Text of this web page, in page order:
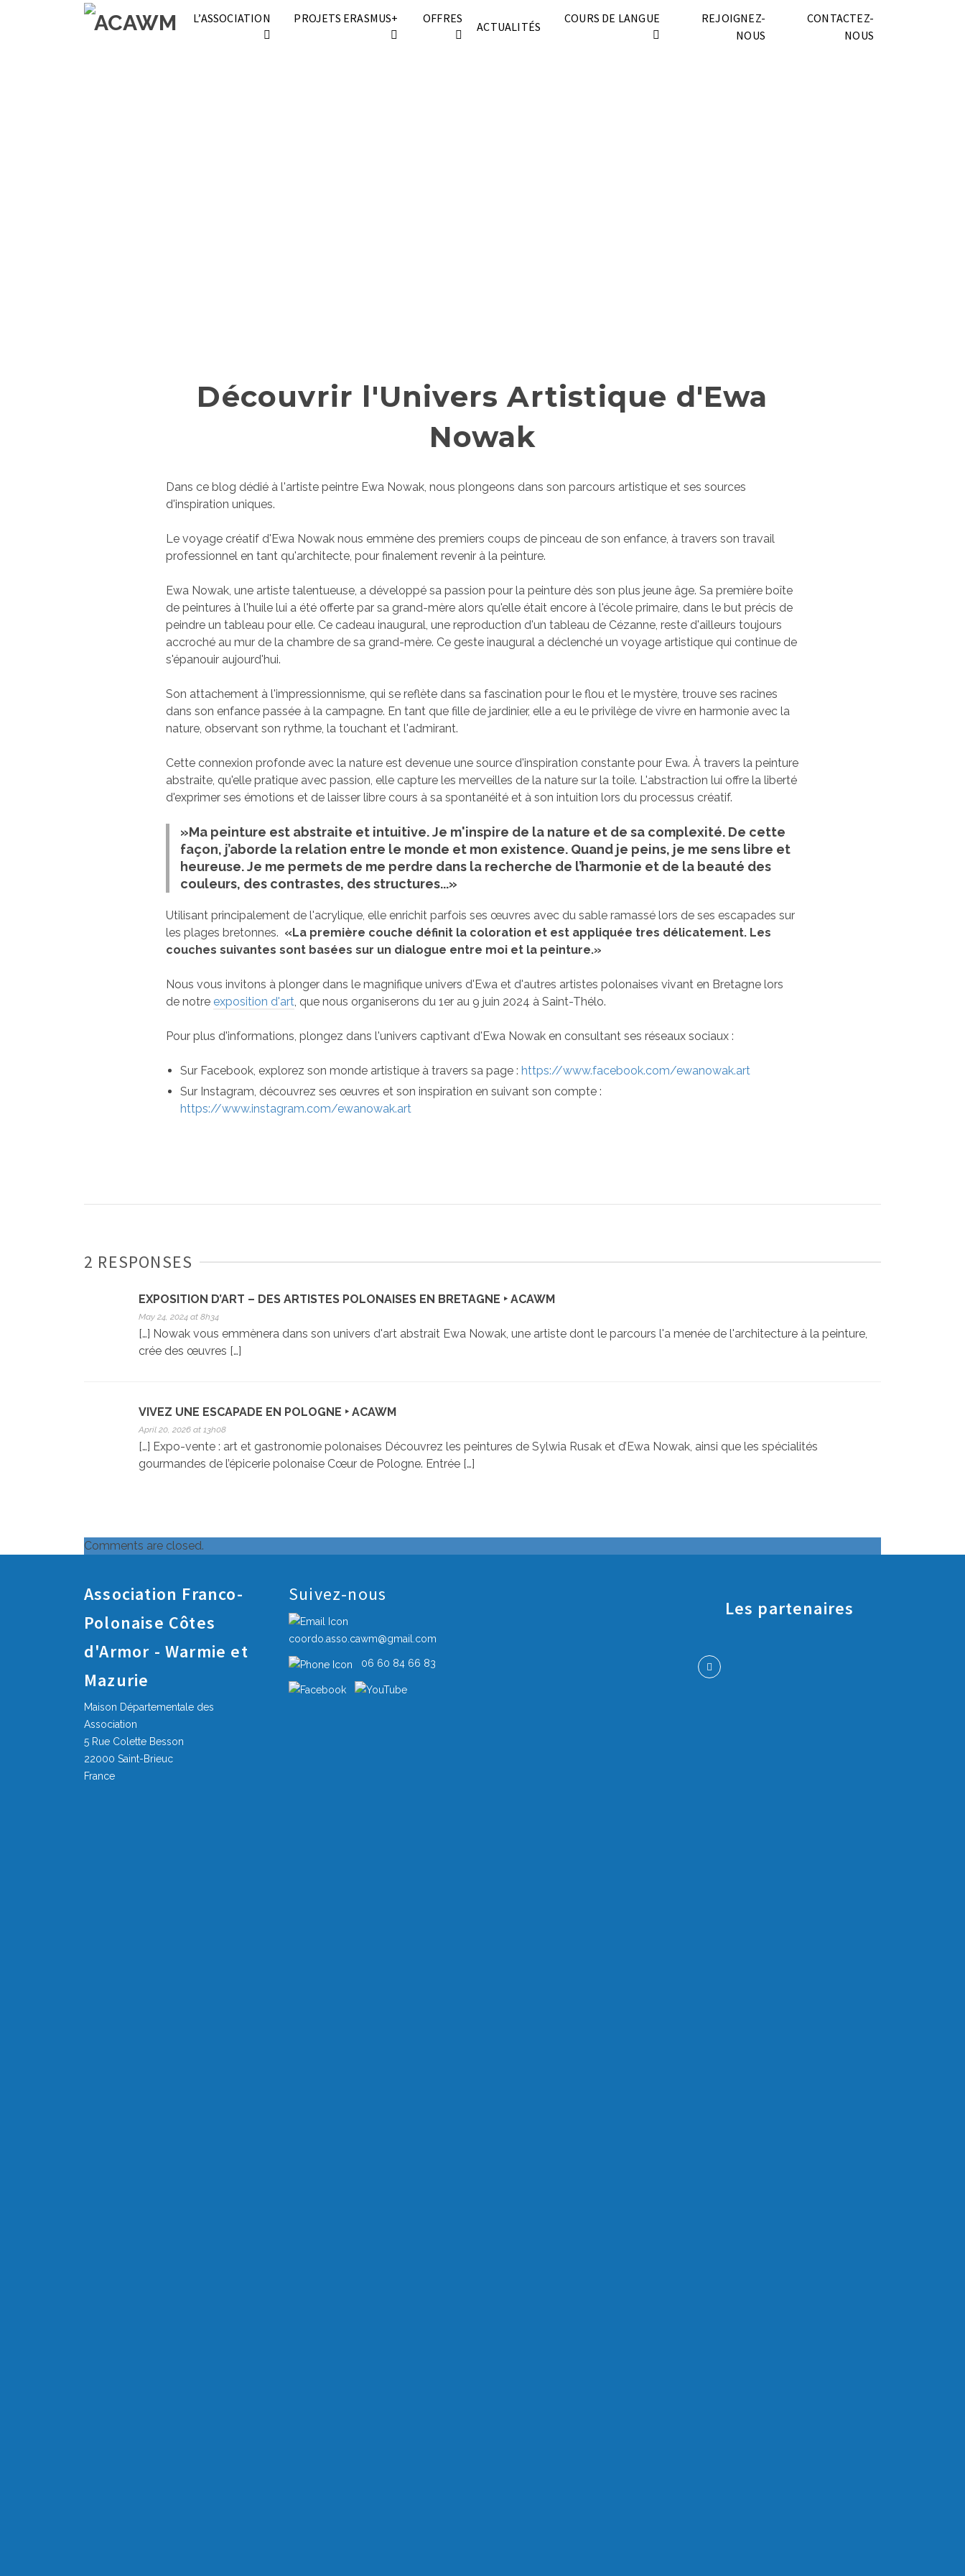
L’ASSOCIATION PROJETS ERASMUS+ OFFRES
ACTUALITÉS
COURS DE LANGUE
REJOIGNEZ-
NOUS
CONTACTEZ-
NOUS
Découvrir l'Univers Artistique d'Ewa
Nowak
Dans ce blog dédié à l'artiste peintre Ewa Nowak, nous plongeons dans son parcours artistique et ses sources
d'inspiration uniques.
Le voyage créatif d'Ewa Nowak nous emmène des premiers coups de pinceau de son enfance, à travers son travail
professionnel en tant qu'architecte, pour finalement revenir à la peinture.
Ewa Nowak, une artiste talentueuse, a développé sa passion pour la peinture dès son plus jeune âge. Sa première boîte
de peintures à l'huile lui a été offerte par sa grand-mère alors qu'elle était encore à l'école primaire, dans le but précis de
peindre un tableau pour elle. Ce cadeau inaugural, une reproduction d'un tableau de Cézanne, reste d'ailleurs toujours
accroché au mur de la chambre de sa grand-mère. Ce geste inaugural a déclenché un voyage artistique qui continue de
s'épanouir aujourd'hui.
Son attachement à l'impressionnisme, qui se reflète dans sa fascination pour le flou et le mystère, trouve ses racines
dans son enfance passée à la campagne. En tant que fille de jardinier, elle a eu le privilège de vivre en harmonie avec la
nature, observant son rythme, la touchant et l'admirant.
Cette connexion profonde avec la nature est devenue une source d'inspiration constante pour Ewa. À travers la peinture
abstraite, qu'elle pratique avec passion, elle capture les merveilles de la nature sur la toile. L'abstraction lui offre la liberté
d'exprimer ses émotions et de laisser libre cours à sa spontanéité et à son intuition lors du processus créatif.
»Ma peinture est abstraite et intuitive. Je m'inspire de la nature et de sa complexité. De cette
façon, j’aborde la relation entre le monde et mon existence. Quand je peins, je me sens libre et
heureuse. Je me permets de me perdre dans la recherche de l’harmonie et de la beauté des
couleurs, des contrastes, des structures...»
Utilisant principalement de l'acrylique, elle enrichit parfois ses œuvres avec du sable ramassé lors de ses escapades sur
les plages bretonnes. «La première couche définit la coloration et est appliquée tres délicatement. Les
couches suivantes sont basées sur un dialogue entre moi et la peinture.»
Nous vous invitons à plonger dans le magnifique univers d'Ewa et d'autres artistes polonaises vivant en Bretagne lors
de notre exposition d'art, que nous organiserons du 1er au 9 juin 2024 à Saint-Thélo.
Pour plus d'informations, plongez dans l'univers captivant d'Ewa Nowak en consultant ses réseaux sociaux :
Sur Facebook, explorez son monde artistique à travers sa page : https://www.facebook.com/ewanowak.art
Sur Instagram, découvrez ses œuvres et son inspiration en suivant son compte :
https://www.instagram.com/ewanowak.art
2 RESPONSES
EXPOSITION D’ART – DES ARTISTES POLONAISES EN BRETAGNE ‣ ACAWM
May 24, 2024 at 8h34
[…] Nowak vous emmènera dans son univers d'art abstrait Ewa Nowak, une artiste dont le parcours l'a menée de l'architecture à la peinture,
crée des œuvres […]
VIVEZ UNE ESCAPADE EN POLOGNE ‣ ACAWM
April 20, 2026 at 13h08
[…] Expo-vente : art et gastronomie polonaises Découvrez les peintures de Sylwia Rusak et d’Ewa Nowak, ainsi que les spécialités
gourmandes de l’épicerie polonaise Cœur de Pologne. Entrée […]
Comments are closed.
Association Franco-
Polonaise Côtes
d'Armor - Warmie et
Mazurie
Maison Départementale des
Association
5 Rue Colette Besson
22000 Saint-Brieuc
France
Suivez-nous
coordo.asso.cawm@gmail.com
06 60 84 66 83
Les partenaires